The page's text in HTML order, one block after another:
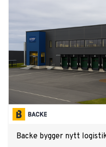
Backe bygger nytt